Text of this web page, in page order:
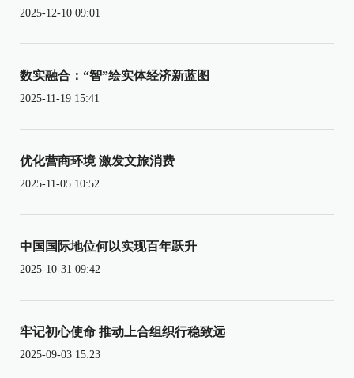
2025-12-10 09:01
数实融合：“智”绘实体经济新蓝图
2025-11-19 15:41
优化营商环境 激发文旅消费
2025-11-05 10:52
中国国际地位何以实现百年跃升
2025-10-31 09:42
牢记初心使命 推动上合组织行稳致远
2025-09-03 15:23